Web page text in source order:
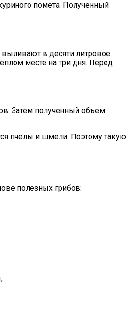
помета. Полученный
выливают в десяти литровое
месте на три дня. Перед
Затем полученный объем
пчелы и шмели. Поэтому такую
полезных грибов: